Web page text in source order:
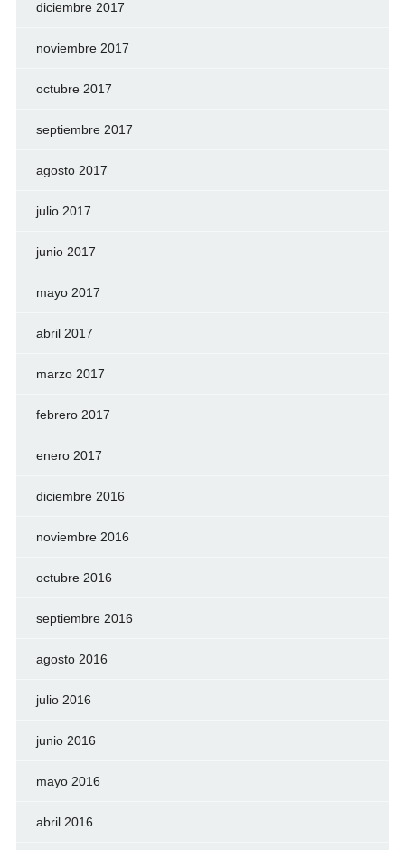
diciembre 2017
noviembre 2017
octubre 2017
septiembre 2017
agosto 2017
julio 2017
junio 2017
mayo 2017
abril 2017
marzo 2017
febrero 2017
enero 2017
diciembre 2016
noviembre 2016
octubre 2016
septiembre 2016
agosto 2016
julio 2016
junio 2016
mayo 2016
abril 2016